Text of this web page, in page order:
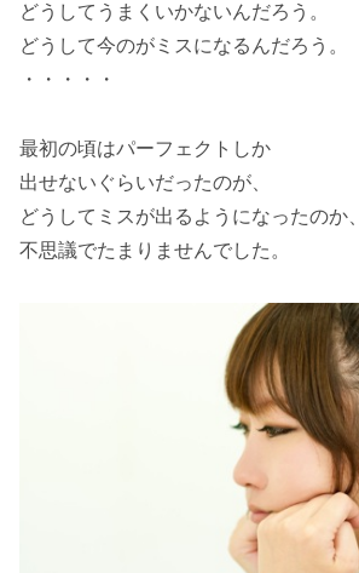
どうしてうまくいかないんだろう。
どうして今のがミスになるんだろう。
・・・・・
最初の頃はパーフェクトしか
出せないぐらいだったのが、
どうしてミスが出るようになったのか、
不思議でたまりませんでした。